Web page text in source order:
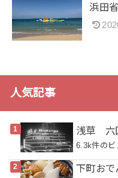
浜田
人気記事
浅草 六
6.3k件のビ
下町おで